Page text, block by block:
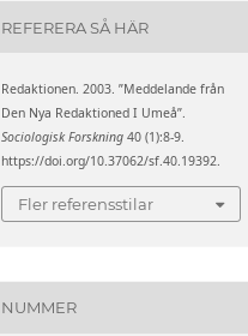
REFERERA SÅ HÄR
Redaktionen. 2003. ”Meddelande från
Den Nya Redaktioned I Umeå”.
Sociologisk Forskning 40 (1):8-9.
https://doi.org/10.37062/sf.40.19392.
Fler referensstilar
NUMMER